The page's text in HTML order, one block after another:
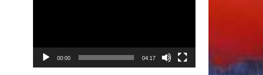
00:00 04:17